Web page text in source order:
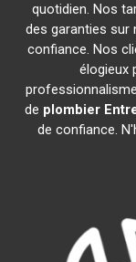
quotidien. Nos
des garanties sur
confiance. Nos
élogieux
de plombier
de confiance.